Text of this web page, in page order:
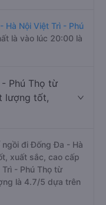
Hà Nội Việt Trì - Phú
là vào lúc 20:00 là
Phú Thọ từ
lượng tốt,
ngồi đi Đống Đa - Hà
xuất sắc, cao cấp
Trì - Phú Thọ từ
là 4.7/5 dựa trên